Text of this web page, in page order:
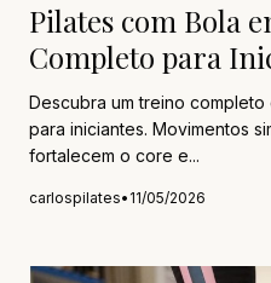
Pilates com Bola
Completo para
Descubra um treino
para iniciantes. Movimentos
fortalecem o core e...
carlospilates• 11/05/2026